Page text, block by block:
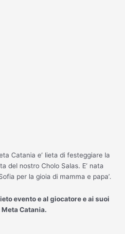
Catania e’ lieta di festeggiare la
del nostro Cholo Salas. E’ nata
per la gioia di mamma e papa’.
evento e al giocatore e ai suoi
Catania.